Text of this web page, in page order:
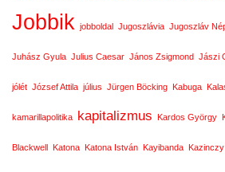
Jobbik jobboldal Jugoszlávia Jugoszláv
Juhász Gyula Julius Caesar János Zsigmond Jászi
jólét József Attila július Jürgen Böcking Kabuga
kamarillapolitika kapitalizmus Kardos György
Blackwell Katona Katona István Kayibanda Kazinczy